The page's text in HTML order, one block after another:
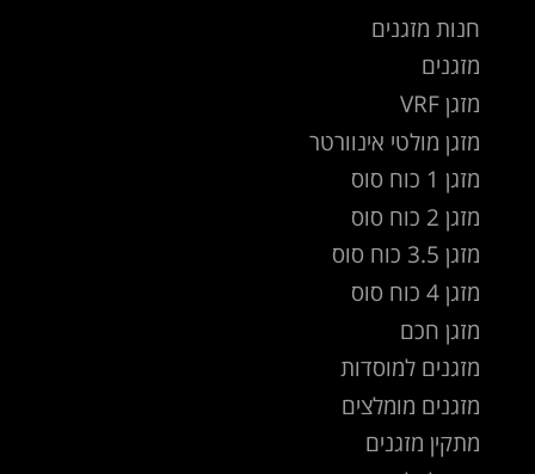
חנות מזגנים
מזגנים
מזגן VRF
מזגן מולטי אינוורטר
מזגן 1 כוח סוס
מזגן 2 כוח סוס
מזגן 3.5 כוח סוס
מזגן 4 כוח סוס
מזגן חכם
מזגנים למוסדות
מזגנים מומלצים
מתקין מזגנים